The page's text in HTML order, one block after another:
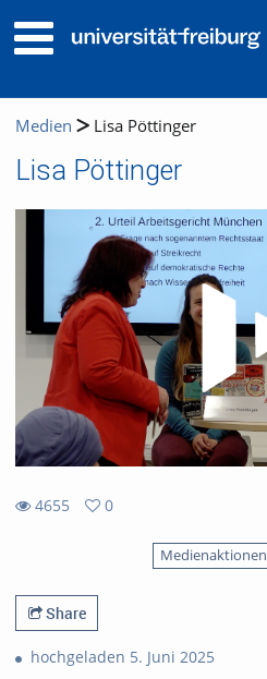
Medien Lisa Pöttinger
Lisa Pöttinger
4655
0
Medienaktionen
Share
hochgeladen 5. Juni 2025